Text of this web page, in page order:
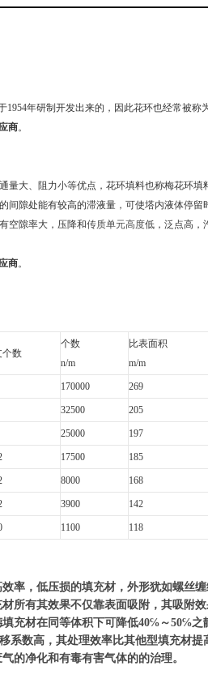
年研制开发出来的，因此花环也经常被称为
商。
量大、阻力小等优点，花环填料也称梅花环
间隙处能有较高的滞液量，可使塔内液体停
空隙率大，压降和传质单元高度低，泛点高，
商。
个数
个数
n/m
比表面积
m/m
170000 269
32500 205
25000 197
17500 185
8000 168
3900 142
1100 118
率，低压损的填充材，外形犹如螺丝
所有其效果不仅靠表面吸附，其吸附
充材在同等体积下可降低40℅～50℅
系数高，其处理效率比其他型填充材
的净化和有毒有害气体的的治理。